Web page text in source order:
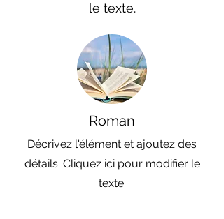
le texte.
Roman
Décrivez l'élément et ajoutez des
détails. Cliquez ici pour modifier le
texte.